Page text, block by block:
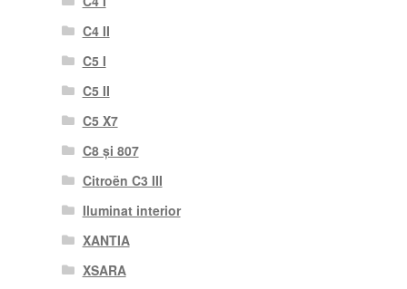
C4 II
C5 I
C5 II
C5 X7
C8 și 807
Citroën C3 III
Iluminat interior
XANTIA
XSARA